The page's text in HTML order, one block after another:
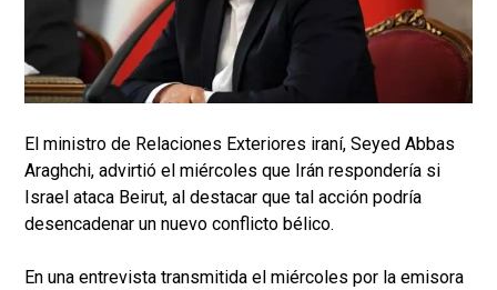
El ministro de Relaciones Exteriores iraní, Seyed Abbas
Araghchi, advirtió el miércoles que Irán respondería si
Israel ataca Beirut, al destacar que tal acción podría
desencadenar un nuevo conflicto bélico.
En una entrevista transmitida el miércoles por la emisora ​​